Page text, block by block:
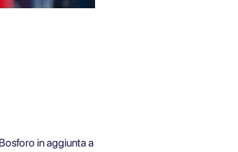
in aggiunta a